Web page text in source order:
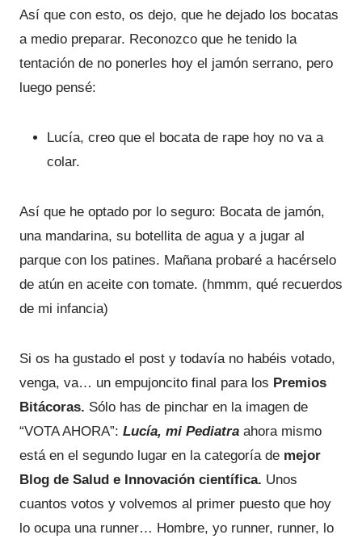
Así que con esto, os dejo, que he dejado los bocatas
a medio preparar. Reconozco que he tenido la
tentación de no ponerles hoy el jamón serrano, pero
luego pensé:
Lucía, creo que el bocata de rape hoy no va a
colar.
Así que he optado por lo seguro: Bocata de jamón,
una mandarina, su botellita de agua y a jugar al
parque con los patines. Mañana probaré a hacérselo
de atún en aceite con tomate. (hmmm, qué recuerdos
de mi infancia)
Si os ha gustado el post y todavía no habéis votado,
venga, va… un empujoncito final para los Premios
Bitácoras. Sólo has de pinchar en la imagen de
“VOTA AHORA”: Lucía, mi Pediatra ahora mismo
está en el segundo lugar en la categoría de mejor
Blog de Salud e Innovación científica. Unos
cuantos votos y volvemos al primer puesto que hoy
lo ocupa una runner… Hombre, yo runner, runner, lo